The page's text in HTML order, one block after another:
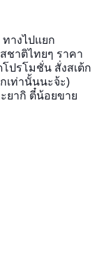
ทางไปแยก
ชาติไทยๆ ราคา
ปรโมชั่น สั่งสเต้ก
เท่านั้นนะจ้ะ)
ยากิ ตี๋น้อยขาย